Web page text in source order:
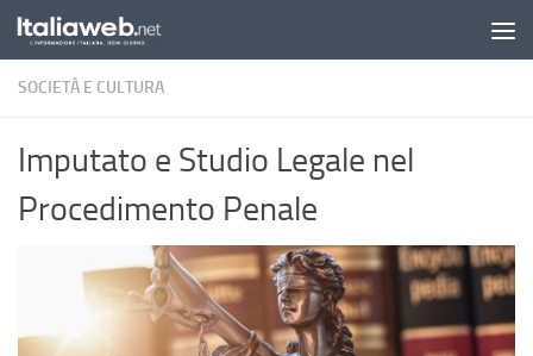
Sotto il contenuto
SOCIETÀ E CULTURA
Imputato e Studio Legale nel
Procedimento Penale